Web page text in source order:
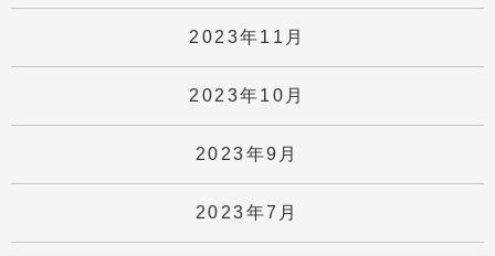
2023年11月
2023年10月
2023年9月
2023年7月